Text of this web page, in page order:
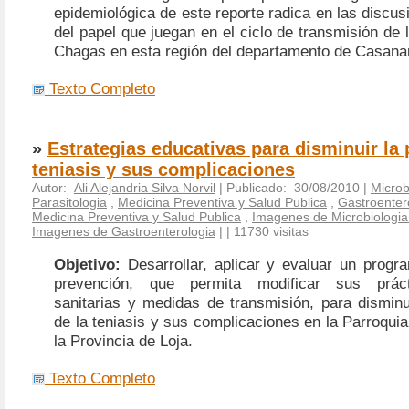
epidemiológica de este reporte radica en las
del papel que juegan en el ciclo de transmisión de
Chagas en esta región del departamento de
Texto Completo
» Estrategias educativas para disminuir la
teniasis y sus complicaciones
Autor: Ali Alejandria Silva Norvil | Publicado: 30/08/2010 |
Parasitologia
Medicina Preventiva y Salud Publica
Medicina Preventiva y Salud Publica
Imagenes de
Imagenes de Gastroenterologia | | 11730 visitas
Objetivo: Desarrollar, aplicar y evaluar un
prevención, que permita modificar sus
sanitarias y medidas de transmisión, para
de la teniasis y sus complicaciones en la
la Provincia de Loja.
Texto Completo